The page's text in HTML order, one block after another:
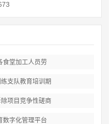
食堂加工人员劳
支队教育培训期
项目竞争性磋商
数字化管理平台